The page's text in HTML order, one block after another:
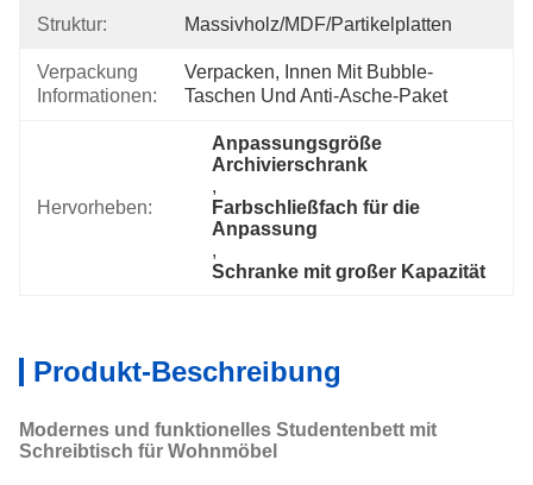
Struktur: Massivholz/MDF/Partikelplatten
Verpackung
Informationen:
Verpacken, Innen Mit Bubble-
Taschen Und Anti-Asche-Paket
Hervorheben:
Anpassungsgröße
Archivierschrank
,
Farbschließfach für die
Anpassung
,
Schranke mit großer Kapazität
Produkt-Beschreibung
Modernes und funktionelles Studentenbett mit
Schreibtisch für Wohnmöbel